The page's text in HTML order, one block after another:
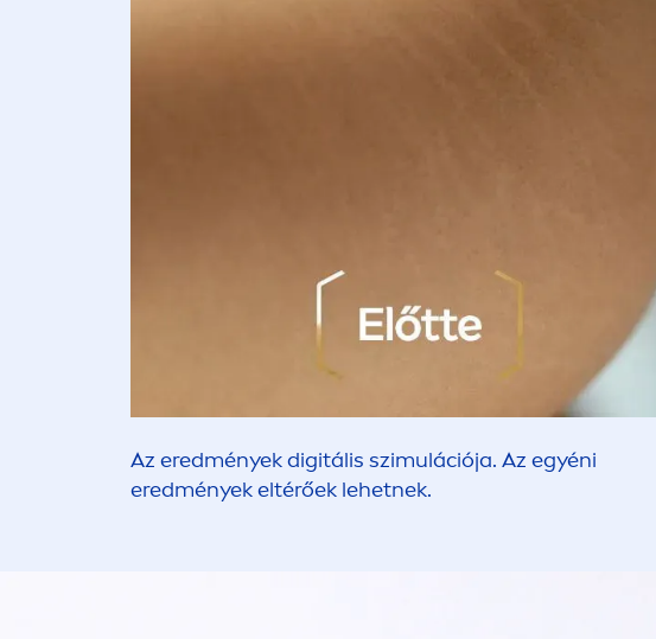
Az eredmények digitális szimulációja. Az egyéni
eredmények eltérőek lehetnek.